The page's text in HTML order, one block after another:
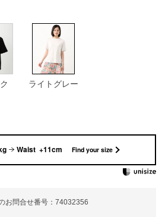
お問合せ番号：74032356
ライトグレー
Waist +11cm Find your size